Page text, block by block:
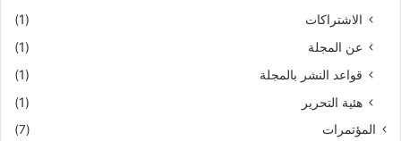
الاشتراكات
(1)
عن المجلة
(1)
قواعد النشر بالمجلة
(1)
هئية التحرير
(1)
المؤتمرات
(7)